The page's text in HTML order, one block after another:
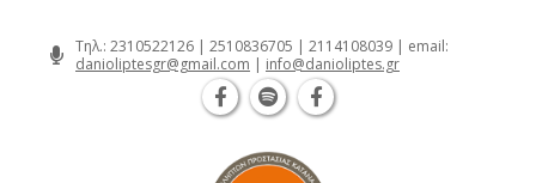
Τηλ.: 2310522126 | 2510836705 | 2114108039 | email:
danioliptesgr@gmail.com | info@danioliptes.gr